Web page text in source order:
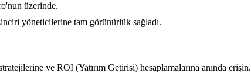
üzerinde.
yöneticilerine tam görünürlük sağladı.
ve ROI (Yatırım Getirisi) hesaplamalarına anında erişin.